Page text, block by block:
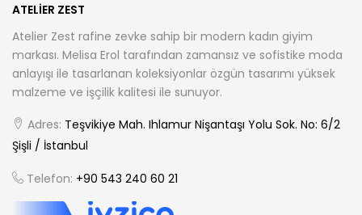
ATELIER ZEST
Atelier Zest rafine zevke sahip bir modern kadın giyim
markası. Melisa Erol tarafından zamansız ve sofistike moda
anlayışı ile tasarlanan koleksiyonlar özgün tasarımı yüksek
malzeme ve işçilik kalitesi ile sunuyor.
Adres: Teşvikiye Mah. Ihlamur Nişantaşı Yolu Sok. No: 6/2
Şişli / İstanbul
Telefon: +90 543 240 60 21